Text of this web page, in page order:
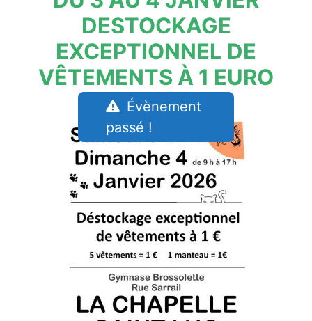
DESTOCKAGE
EXCEPTIONNEL DE
VÊTEMENTS À 1 EURO
Évènement
passé !